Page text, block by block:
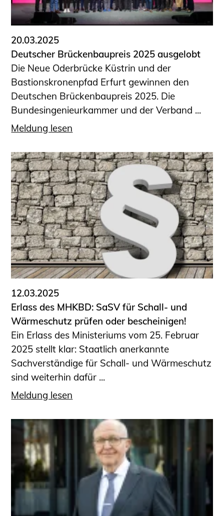
Informationen für Fortbildungsträger
Anträge, Anzeigen, Formulare
Fortbildung/Seminare
Informationen für Ingenieurinnen
und Ingenieure
Recht
Planungswettbewerbe
Publikationen
Stellenbörse
Öffentlich bestellte und vereidigte
Sachverständige
Prüfsachverständige
Qualifizierte Tragwerksplaner/-innen
Bauvorlageberechtigte
Sachkundige für Zustands- und
Funktionsprüfung privater
Abwasserleitungen
Vereinbarungen mit
Ingenieurkammern
Büronachfolge
Zusatzqualifikationen
Geschützter Bereich
Informationen für Auftraggeber und
Verbraucher
Ingenieursuche (Mitglieder der IK-Bau
NRW)
Bauherren-ABC
Informationen für Schülerinnen,
Schüler und Studierende
Projekte für Schülerinnen und Schüler
START.ING. Das Studierenden Praxis-
Programm
Wissenswertes für Studierende
20.03.2025
Deutscher Brückenbaupreis 2025 ausgelobt
Die Neue Oderbrücke Küstrin und der
Bastionskronenpfad Erfurt gewinnen den
Deutschen Brückenbaupreis 2025. Die
Bundesingenieurkammer und der Verband ...
Meldung lesen
12.03.2025
Erlass des MHKBD: SaSV für Schall- und
Wärmeschutz prüfen oder bescheinigen!
Ein Erlass des Ministeriums vom 25. Februar
2025 stellt klar: Staatlich anerkannte
Sachverständige für Schall- und Wärmeschutz
sind weiterhin dafür ...
Meldung lesen